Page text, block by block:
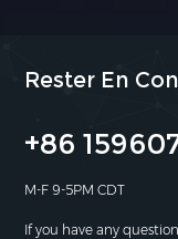
Rester En
+86
M-F 9-5PM CDT
If you have any